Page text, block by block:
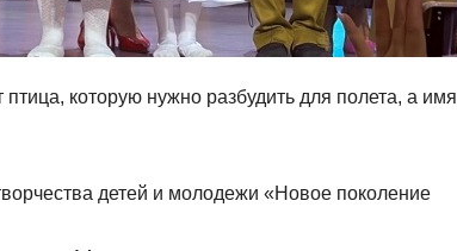
которую нужно разбудить для полета, а имя
детей и молодежи «Новое поколение